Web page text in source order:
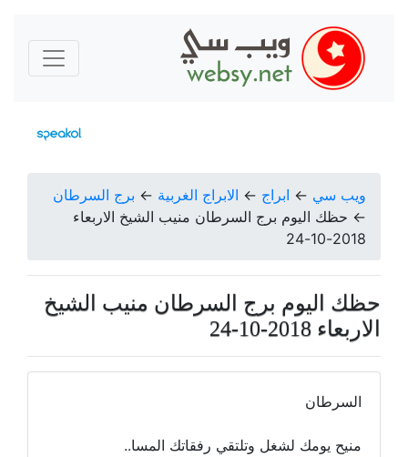
ويب سي ← ابراج ← الابراج الغربية ← برج السرطان
← حظك اليوم برج السرطان منيب الشيخ الاربعاء
2018-10-24
حظك اليوم برج السرطان منيب الشيخ
الاربعاء 2018-10-24
السرطان
منيح يومك لشغل وتلتقي رفقاتك المسا..